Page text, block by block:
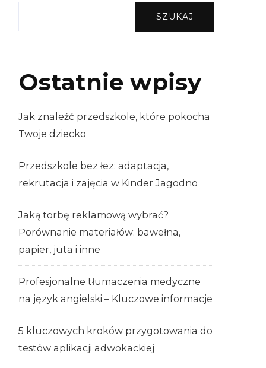
SZUKAJ
Ostatnie wpisy
Jak znaleźć przedszkole, które pokocha
Twoje dziecko
Przedszkole bez łez: adaptacja,
rekrutacja i zajęcia w Kinder Jagodno
Jaką torbę reklamową wybrać?
Porównanie materiałów: bawełna,
papier, juta i inne
Profesjonalne tłumaczenia medyczne
na język angielski – Kluczowe informacje
5 kluczowych kroków przygotowania do
testów aplikacji adwokackiej